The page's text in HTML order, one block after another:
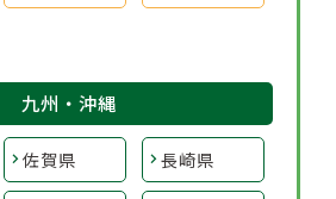
九州・沖縄
佐賀県 長崎県